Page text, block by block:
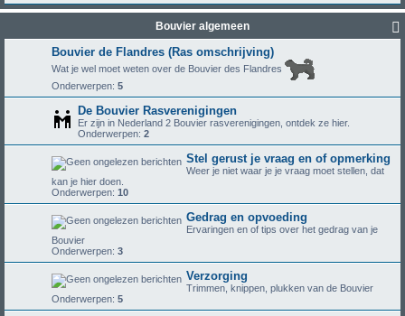
Bouvier algemeen
Bouvier de Flandres (Ras omschrijving)
Wat je wel moet weten over de Bouvier des Flandres
Onderwerpen: 5
De Bouvier Rasverenigingen
Er zijn in Nederland 2 Bouvier rasverenigingen, ontdek ze hier.
Onderwerpen: 2
Stel gerust je vraag en of opmerking
Weer je niet waar je je vraag moet stellen, dat
kan je hier doen.
Onderwerpen: 10
Gedrag en opvoeding
Ervaringen en of tips over het gedrag van je
Bouvier
Onderwerpen: 3
Verzorging
Trimmen, knippen, plukken van de Bouvier
Onderwerpen: 5